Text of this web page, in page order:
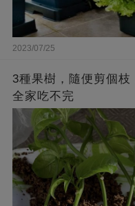
2023/07/25
3種果樹，隨便剪個
全家吃不完